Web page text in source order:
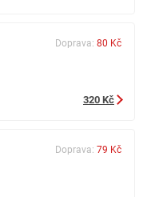
Doprava: 80 Kč
320 Kč
Doprava: 79 Kč